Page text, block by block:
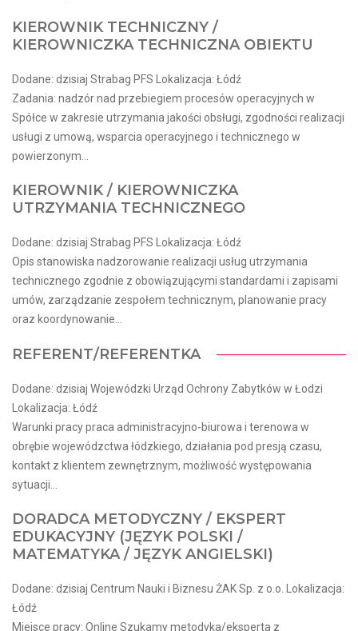
KIEROWNIK TECHNICZNY /
KIEROWNICZKA TECHNICZNA OBIEKTU
Dodane: dzisiaj Strabag PFS Lokalizacja: Łódź
Zadania: nadzór nad przebiegiem procesów operacyjnych w
Spółce w zakresie utrzymania jakości obsługi, zgodności realizacji
usługi z umową, wsparcia operacyjnego i technicznego w
powierzonym...
KIEROWNIK / KIEROWNICZKA
UTRZYMANIA TECHNICZNEGO
Dodane: dzisiaj Strabag PFS Lokalizacja: Łódź
Opis stanowiska nadzorowanie realizacji usług utrzymania
technicznego zgodnie z obowiązującymi standardami i zapisami
umów, zarządzanie zespołem technicznym, planowanie pracy
oraz koordynowanie...
REFERENT/REFERENTKA
Dodane: dzisiaj Wojewódzki Urząd Ochrony Zabytków w Łodzi
Lokalizacja: Łódź
Warunki pracy praca administracyjno-biurowa i terenowa w
obrębie wojewódzctwa łódzkiego, działania pod presją czasu,
kontakt z klientem zewnętrznym, możliwość występowania
sytuacji...
DORADCA METODYCZNY / EKSPERT
EDUKACYJNY (JĘZYK POLSKI /
MATEMATYKA / JĘZYK ANGIELSKI)
Dodane: dzisiaj Centrum Nauki i Biznesu ŻAK Sp. z o.o. Lokalizacja:
Łódź
Miejsce pracy: Online Szukamy metodyka/eksperta z